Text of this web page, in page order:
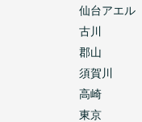
仙台アエル
古川
郡山
須賀川
高崎
東京